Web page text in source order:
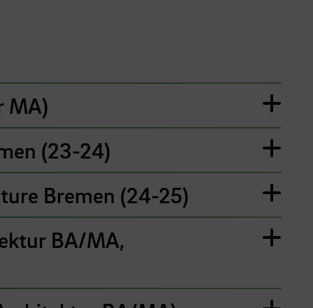
MA)
(23-24)
Bremen (24-25)
BA/MA,